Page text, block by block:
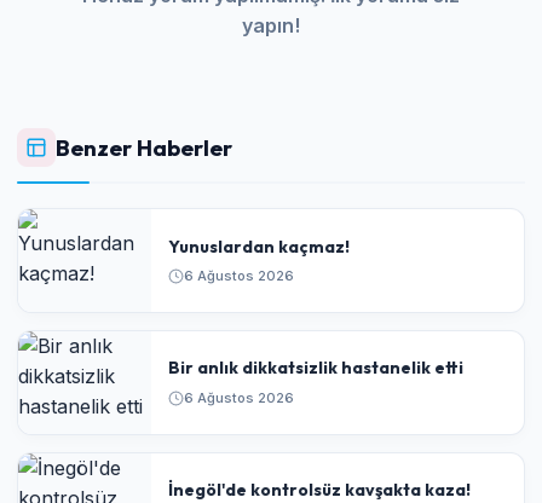
yapın!
Benzer Haberler
Yunuslardan kaçmaz!
6 Ağustos 2026
Bir anlık dikkatsizlik hastanelik etti
6 Ağustos 2026
İnegöl'de kontrolsüz kavşakta kaza!